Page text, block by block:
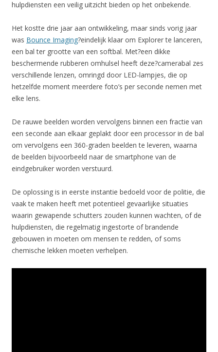
hulpdiensten een veilig uitzicht bieden op het onbekende.
Het kostte drie jaar aan ontwikkeling, maar sinds vorig jaar
was Bounce Imaging?eindelijk klaar om Explorer te lanceren,
een bal ter grootte van een softbal. Met?een dikke
beschermende rubberen omhulsel heeft deze?camerabal zes
verschillende lenzen, omringd door LED-lampjes, die op
hetzelfde moment meerdere foto’s per seconde nemen met
elke lens.
De rauwe beelden worden vervolgens binnen een fractie van
een seconde aan elkaar geplakt door een processor in de bal
om vervolgens een 360-graden beelden te leveren, waarna
de beelden bijvoorbeeld naar de smartphone van de
eindgebruiker worden verstuurd.
De oplossing is in eerste instantie bedoeld voor de politie, die
vaak te maken heeft met potentieel gevaarlijke situaties
waarin gewapende schutters zouden kunnen wachten, of de
hulpdiensten, die regelmatig ingestorte of brandende
gebouwen in moeten om mensen te redden, of soms
chemische lekken moeten verhelpen.